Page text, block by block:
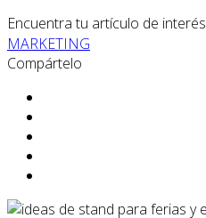
Encuentra tu artículo de interés
MARKETING
Compártelo